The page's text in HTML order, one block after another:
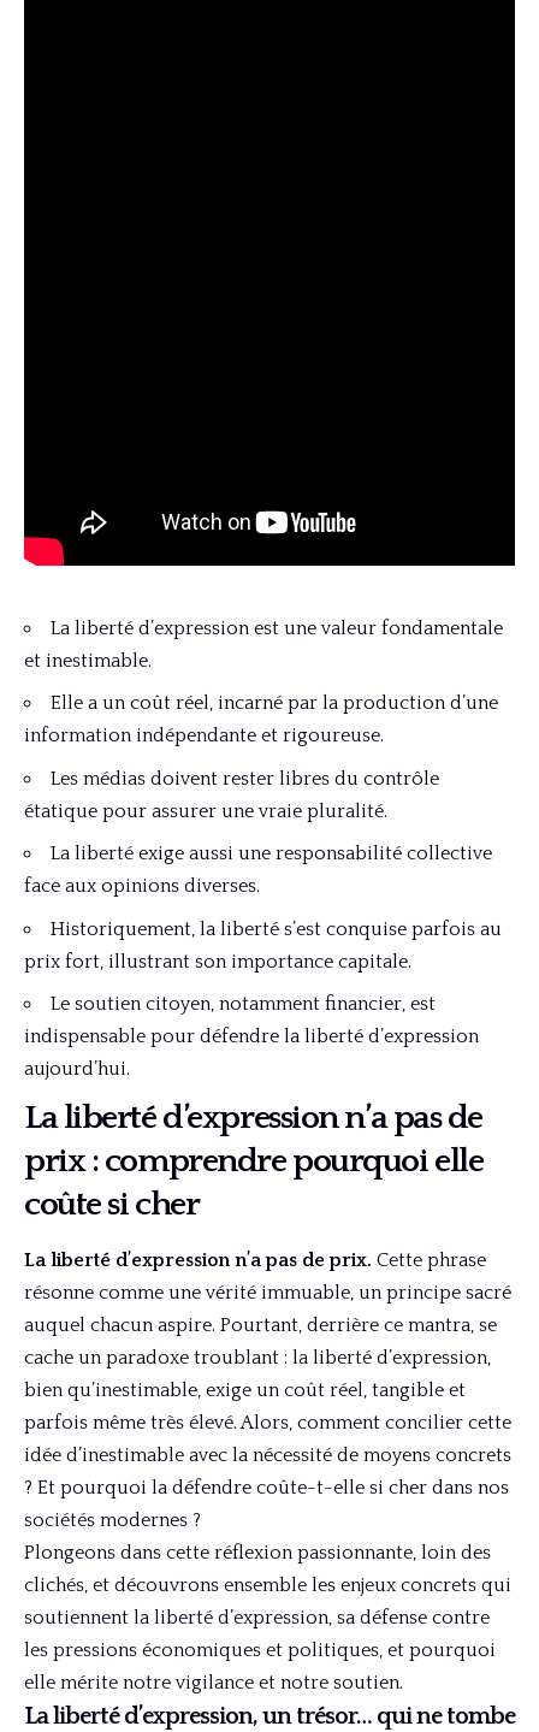
La liberté d’expression est une valeur fondamentale
et inestimable.
Elle a un coût réel, incarné par la production d’une
information indépendante et rigoureuse.
Les médias doivent rester libres du contrôle
étatique pour assurer une vraie pluralité.
La liberté exige aussi une responsabilité collective
face aux opinions diverses.
Historiquement, la liberté s’est conquise parfois au
prix fort, illustrant son importance capitale.
Le soutien citoyen, notamment financier, est
indispensable pour défendre la liberté d’expression
aujourd’hui.
La liberté d’expression n’a pas de
prix : comprendre pourquoi elle
coûte si cher
La liberté d’expression n’a pas de prix. Cette phrase
résonne comme une vérité immuable, un principe sacré
auquel chacun aspire. Pourtant, derrière ce mantra, se
cache un paradoxe troublant : la liberté d’expression,
bien qu’inestimable, exige un coût réel, tangible et
parfois même très élevé. Alors, comment concilier cette
idée d’inestimable avec la nécessité de moyens concrets
? Et pourquoi la défendre coûte-t-elle si cher dans nos
sociétés modernes ?
Plongeons dans cette réflexion passionnante, loin des
clichés, et découvrons ensemble les enjeux concrets qui
soutiennent la liberté d’expression, sa défense contre
les pressions économiques et politiques, et pourquoi
elle mérite notre vigilance et notre soutien.
La liberté d’expression, un trésor… qui ne tombe